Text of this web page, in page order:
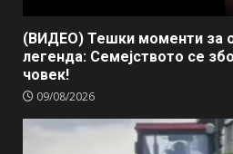
(ВИДЕО) Тешки моменти за
легенда: Семејството се
човек!
09/08/2026